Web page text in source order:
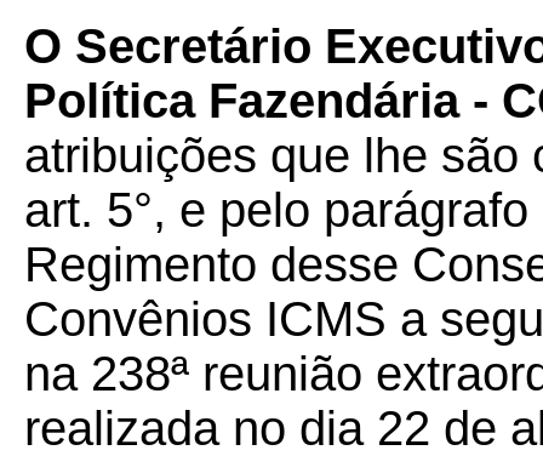
O Secretário
Política Fazendária -
atribuições que lhe são
art. 5°, e pelo
Regimento desse
Convênios ICMS a
na 238ª reunião
realizada no dia 22 de